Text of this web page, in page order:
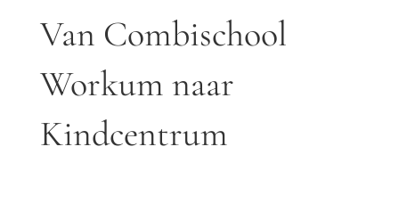
Van Combischool
Workum naar
Kindcentrum